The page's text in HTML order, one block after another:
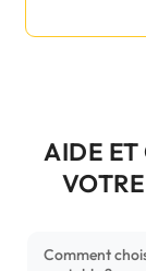
AIDE ET
Comment